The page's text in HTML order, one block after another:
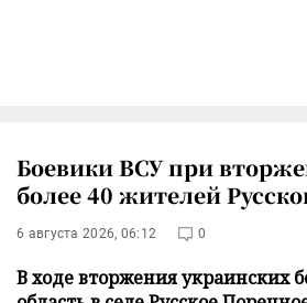
Боевики ВСУ при
более 40 жителей
6 августа 2026, 06:12 0
В ходе вторжения украинских